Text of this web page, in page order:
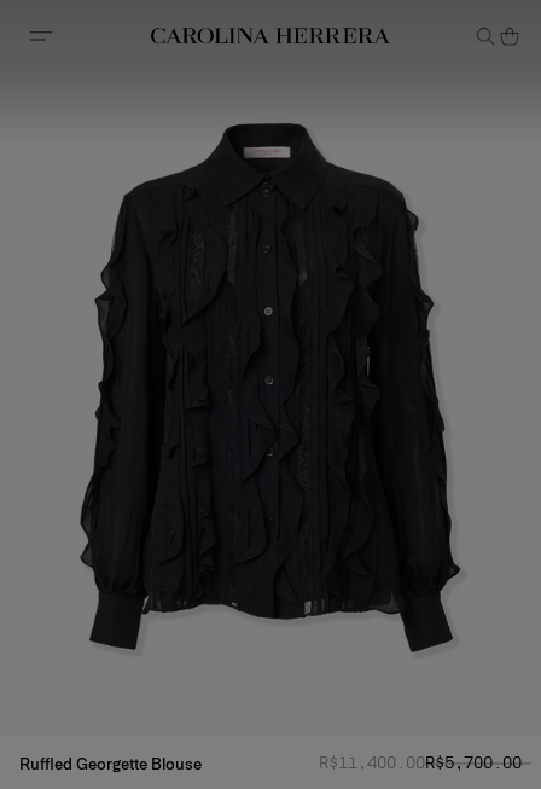
Declaração de acessibilidade
Ruffled Georgette Blouse Preço normal:
R$‌11,400.00Preço
R$‌5,700.00